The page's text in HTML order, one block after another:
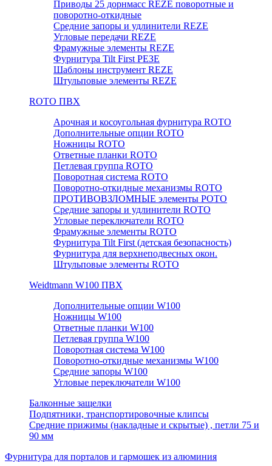
Приводы 25 дорнмасс REZE поворотные и
поворотно-откидные
Средние запоры и удлинители REZE
Угловые передачи REZE
Фрамужные элементы REZE
Фурнитура Tilt First РЕЗЕ
Шаблоны инструмент REZE
Штульповые элементы REZE
RОTO ПВХ
Арочная и косоугольная фурнитура ROTO
Дополнительные опции ROTO
Ножницы ROTO
Ответные планки ROTO
Петлевая группа ROTO
Поворотная система ROTO
Поворотно-откидные механизмы ROTO
ПРОТИВОВЗЛОМНЫЕ элементы РОТО
Средние запоры и удлинители ROTO
Угловые переключатели ROTO
Фрамужные элементы ROTO
Фурнитура Tilt First (детская безопасность)
Фурнитура для верхнеподвесных окон.
Штульповые элементы ROTO
Weidtmann W100 ПВХ
Дополнительные опции W100
Ножницы W100
Ответные планки W100
Петлевая группа W100
Поворотная система W100
Поворотно-откидные механизмы W100
Средние запоры W100
Угловые переключатели W100
Балконные защелки
Подпятники, транспортировочные клипсы
Средние прижимы (накладные и скрытые) , петли 75 и
90 мм
Фурнитура для порталов и гармошек из алюминия